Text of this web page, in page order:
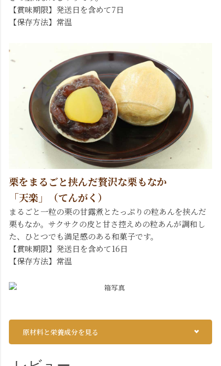
【賞味期限】発送日を含めて7日
【保存方法】常温
栗をまるごと挟んだ贅沢な栗もなか
「天楽」（てんがく）
まるごと一粒の栗の甘露煮とたっぷりの粒あんを挟んだ
栗もなか。サクサクの皮と甘さ控えめの粒あんが調和し
た、ひとつでも満足感のある和菓子です。
【賞味期限】発送日を含めて16日
【保存方法】常温
原材料と栄養成分を見る